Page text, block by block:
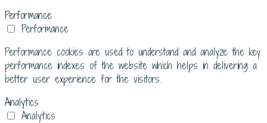
Performance
Performance
Performance cookies are used to understand and analyze the key
performance indexes of the website which helps in delivering a
better user experience for the visitors.
Analytics
Analytics